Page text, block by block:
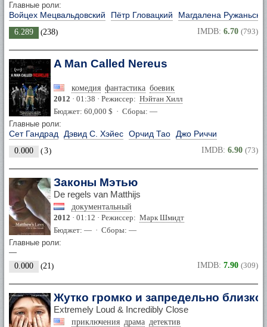
Главные роли:
Войцех Мецвальдовский Пётр Гловацкий Магдалена Ружаньска
6.289 (238) IMDB: 6.70 (793)
A Man Called Nereus
комедия фантастика боевик
2012 · 01:38 · Режиссер: Нэйтан Хилл
Бюджет: 60,000 $ · Сборы: —
Главные роли:
Сет Гандрад Дэвид С. Хэйес Орчид Тао Джо Риччи
0.000 (3) IMDB: 6.90 (73)
Законы Мэтью
De regels van Matthijs
документальный
2012 · 01:12 · Режиссер: Марк Шмидт
Бюджет: — · Сборы: —
Главные роли:
—
0.000
(21) IMDB: 7.90 (309)
Жутко громко и запредельно близко
Extremely Loud & Incredibly Close
приключения драма детектив